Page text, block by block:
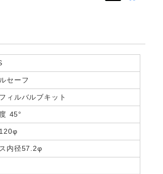
セーフ
ィルバルブキット
45°
内径57.2φ